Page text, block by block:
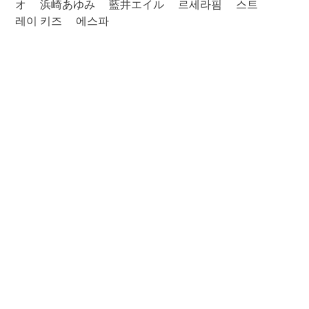
オ 浜崎あゆみ 藍井エイル 르세라핌
스트
레이 키즈
에스파